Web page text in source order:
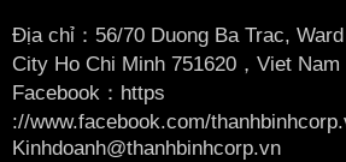
Địa chỉ：56/70 Duong Ba Trac,
City Ho Chi Minh 751620，Viet Nam
Facebook： https
://www.facebook.com/
Kinhdoanh@thanhbinhcorp.vn